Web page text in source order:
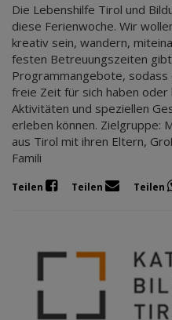
Die Lebenshilfe Tirol und
diese Ferienwoche. Wir
kreativ sein, wandern,
festen Betreuungszeiten
Programmangebote,
freie Zeit für sich haben oder
Aktivitäten und speziellen
erleben können. Zielgruppe:
aus Tirol mit ihren Eltern,
Famili
Teilen Teilen Teilen